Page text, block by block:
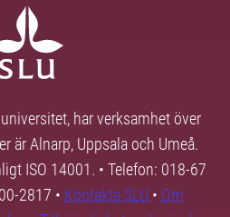
har verksamhet över
är Alnarp, Uppsala och Umeå.
ISO 14001. • Telefon: 018-67
2817 • Kontakta SLU • Om